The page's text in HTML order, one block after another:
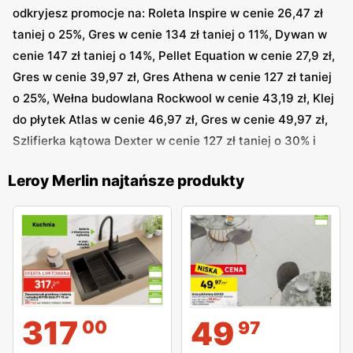
konkretnych meblach kuchennych.
Urządzanie wnętrza z Leroy Merlin
Propozycja Leroy Merlin nie dotyczy jedynie projektu na
etapie budowy i wyposażenia w niezbędne elementy, ale
także produktów pełniących funkcję dekoracyjną. W
Leroy Merlin dywan dopasujesz adekwatnie do klimatu
Merlin może być wykonany z naturalnych bądź
syntetycznych włókien. Oferowane są dywany
przeznaczone do wnętrz, ale także na zewnątrz. Z
wykorzystaniem dywanu zewnętrznego w prosty sposób
ociepli się przestrzeń tarasu lub ogrodu. Dywany te
wykonane są z trwałych włókien syntetycznych,
odpornych na działanie różnych warunków
atmosferycznych.
odkryjesz promocje na: Roleta Inspire w cenie 26,47 zł
taniej o 25%, Gres w cenie 134 zł taniej o 11%, Dywan w
cenie 147 zł taniej o 14%, Pellet Equation w cenie 27,9 zł,
Gres w cenie 39,97 zł, Gres Athena w cenie 127 zł taniej
o 25%, Wełna budowlana Rockwool w cenie 43,19 zł, Klej
do płytek Atlas w cenie 46,97 zł, Gres w cenie 49,97 zł,
Szlifierka kątowa Dexter w cenie 127 zł taniej o 30% i
Leroy Merlin najtańsze produkty
317 00 49 97